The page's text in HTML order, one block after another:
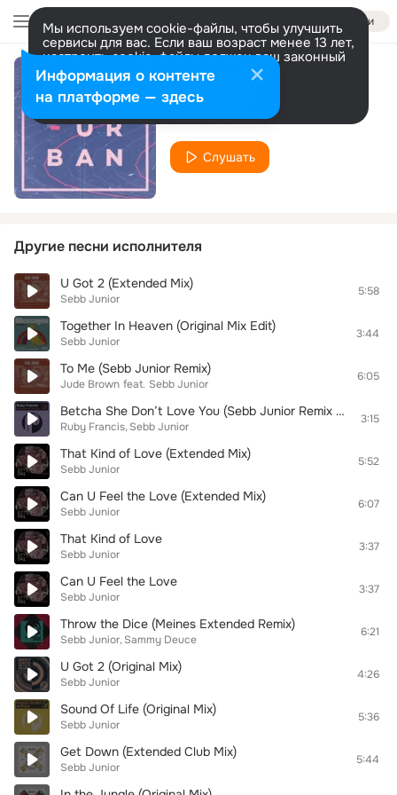
Войти
Мы используем cookie-файлы, чтобы улучшить
сервисы для вас. Если ваш возраст менее 13 лет,
настроить cookie-файлы должен ваш законный
представитель. Больше информации
Разрешить все Настроить
P.L.U.R
Sebb Junior
Слушать
Другие песни исполнителя
U Got 2 (Extended Mix)
Sebb Junior
5:58
Together In Heaven (Original Mix Edit)
Sebb Junior
3:44
To Me (Sebb Junior Remix)
Jude Brown feat. Sebb Junior
6:05
Betcha She Don’t Love You (Sebb Junior Remix Edit)
Ruby Francis Sebb Junior
3:15
That Kind of Love (Extended Mix)
Sebb Junior
5:52
Can U Feel the Love (Extended Mix)
Sebb Junior
6:07
That Kind of Love
Sebb Junior
3:37
Can U Feel the Love
Sebb Junior
3:37
Throw the Dice (Meines Extended Remix)
Sebb Junior Sammy Deuce
6:21
U Got 2 (Original Mix)
Sebb Junior
4:26
Sound Of Life (Original Mix)
Sebb Junior
5:36
Get Down (Extended Club Mix)
Sebb Junior
5:44
Информация о контенте
на платформе — здесь